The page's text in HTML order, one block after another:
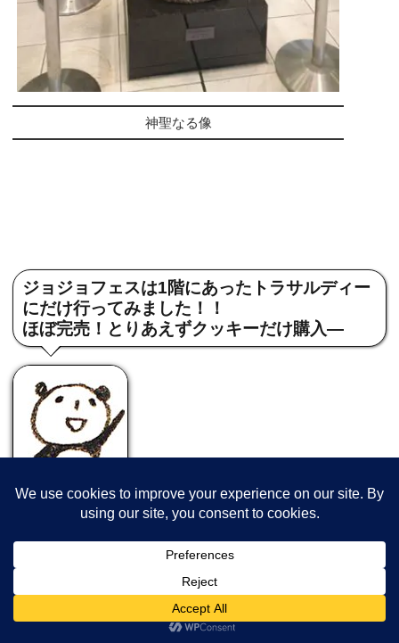
神聖なる像
ジョジョフェスは1階にあったトラサルディー
にだけ行ってみました！！
ほぼ完売！とりあえずクッキーだけ購入―